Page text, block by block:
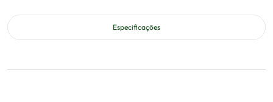
Especificações